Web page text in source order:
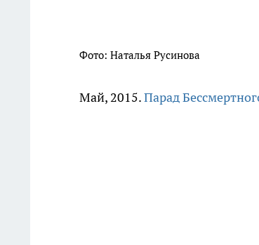
Фото: Наталья Русинова
Май, 2015.Парад